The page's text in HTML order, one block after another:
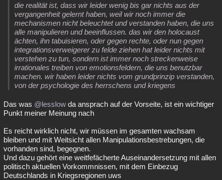
die realität ist, dass wir leider wenig bis gar nichts aus der
vergangenheit gelernt haben, weil wir noch immer die
mechanismen nicht beleuchtet und verstanden haben, die uns
alle manipulieren und beeinflussen. das wir den holocaust
ächten, ihn tabuisieren, oder gegen rechte, oder nun gegen
integrationsverweigerer zu felde ziehen hat leider nichts mit
verstehen zu tun, sondern ist immer noch streckenweise
irrationales treiben von emotionsfeldern, die uns benutzbar
machen. wir haben leider nichts vom grundprinzip verstanden,
von der psychologie des herrschens und kriegens
Das was @lesslow da ansprach auf der Vorseite, ist ein wichtiger
Punkt meiner Meinung nach
Es reicht wirklich nicht, wir müssen im gesamten wachsam
bleiben und mit Weitsicht allen Manipulationsbestrebungen, die
vorhanden sind, begegnen.
Und dazu gehört eine weitfefächerte Auseinandersetzung mit allen
politisch aktuellen Vorkommnissen, mit dem Einbezug
Deutschlands in Kriegsregionen uws